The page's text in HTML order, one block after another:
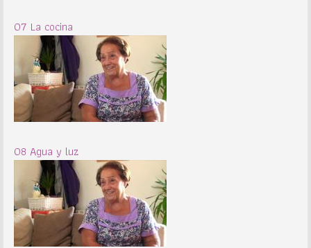
07 La cocina
08 Agua y luz